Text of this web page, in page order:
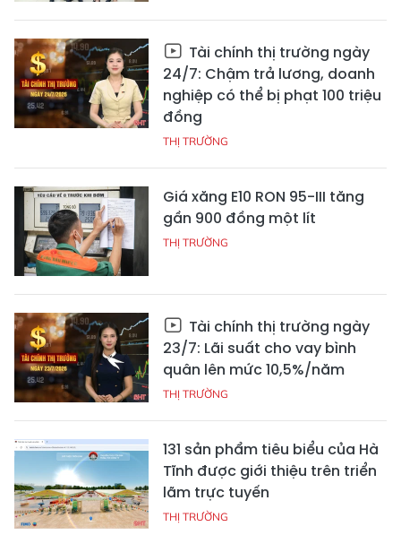
Tài chính thị trường ngày
24/7: Chậm trả lương, doanh
nghiệp có thể bị phạt 100 triệu
đồng
THỊ TRƯỜNG
Giá xăng E10 RON 95-III tăng
gần 900 đồng một lít
THỊ TRƯỜNG
Tài chính thị trường ngày
23/7: Lãi suất cho vay bình
quân lên mức 10,5%/năm
THỊ TRƯỜNG
131 sản phẩm tiêu biểu của Hà
Tĩnh được giới thiệu trên triển
lãm trực tuyến
THỊ TRƯỜNG